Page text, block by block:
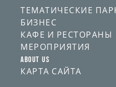
ТЕМАТИЧЕСКИЕ
БИЗНЕС
КАФЕ И РЕСТОРАНЫ
МЕРОПРИЯТИЯ
ABOUT US
КАРТА САЙТА